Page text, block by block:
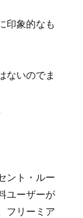
印象的なも
ないのでま
ント・ルー
ユーザーが
フリーミア